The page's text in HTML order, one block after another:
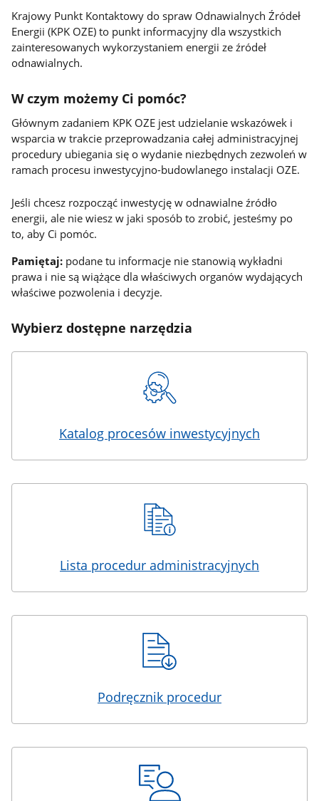
Krajowy Punkt Kontaktowy do spraw Odnawialnych Źródeł
Energii (KPK OZE) to punkt informacyjny dla wszystkich
zainteresowanych wykorzystaniem energii ze źródeł
odnawialnych.
W czym możemy Ci pomóc?
Głównym zadaniem KPK OZE jest udzielanie wskazówek i
wsparcia w trakcie przeprowadzania całej administracyjnej
procedury ubiegania się o wydanie niezbędnych zezwoleń w
ramach procesu inwestycyjno-budowlanego instalacji OZE.
Jeśli chcesz rozpocząć inwestycję w odnawialne źródło
energii, ale nie wiesz w jaki sposób to zrobić, jesteśmy po
to, aby Ci pomóc.
Pamiętaj: podane tu informacje nie stanowią wykładni
prawa i nie są wiążące dla właściwych organów wydających
właściwe pozwolenia i decyzje.
Wybierz dostępne narzędzia
Katalog procesów inwestycyjnych
Lista procedur administracyjnych
Podręcznik procedur